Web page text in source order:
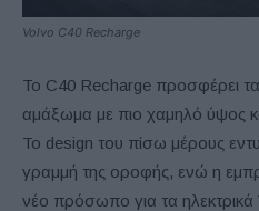
Volvo C40 Recharge
Το C40 Recharge προσφέρει
αμάξωμα με πιο χαμηλό ύψος
Το design του πίσω μέρους
γραμμή της οροφής, ενώ η
νέο πρόσωπο για τα ηλεκτρικά